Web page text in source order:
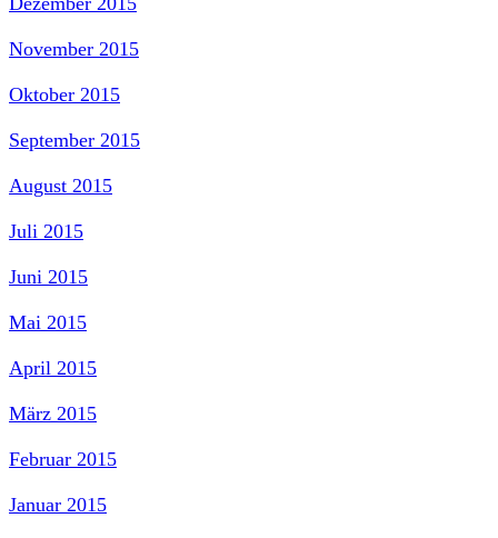
November 2015
Oktober 2015
September 2015
August 2015
Juli 2015
Juni 2015
Mai 2015
April 2015
März 2015
Februar 2015
Januar 2015